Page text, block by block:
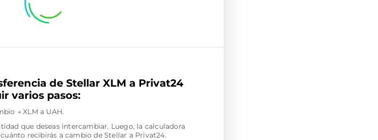
de Stellar XLM a Privat24
varios pasos:
→ XLM a UAH.
que deseas intercambiar. Luego, la calculadora
recibirás a cambio de Stellar a Privat24.